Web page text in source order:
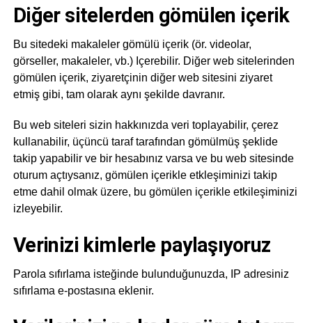
Diğer sitelerden gömülen içerik
Bu sitedeki makaleler gömülü içerik (ör. videolar,
görseller, makaleler, vb.) Içerebilir. Diğer web sitelerinden
gömülen içerik, ziyaretçinin diğer web sitesini ziyaret
etmiş gibi, tam olarak aynı şekilde davranır.
Bu web siteleri sizin hakkınızda veri toplayabilir, çerez
kullanabilir, üçüncü taraf tarafından gömülmüş şeklide
takip yapabilir ve bir hesabınız varsa ve bu web sitesinde
oturum açtıysanız, gömülen içerikle etkleşiminizi takip
etme dahil olmak üzere, bu gömülen içerikle etkileşiminizi
izleyebilir.
Verinizi kimlerle paylaşıyoruz
Parola sıfırlama isteğinde bulunduğunuzda, IP adresiniz
sıfırlama e-postasına eklenir.